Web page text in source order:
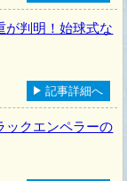
が判明！始球式な
記事詳細へ
ックエンペラーの